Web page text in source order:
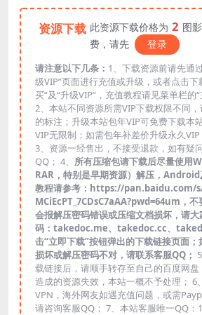
资源下载 此资源下载价格为 2 图
费，请先
登录
请注意以下几条： 1、下载资源前请先通
级VIP”页面进行充值或升级，或者点击下
买”及“升级VIP”，充值教程请见菜单栏的
2、本站不同资源所需VIP下载权限不同
的标注；升级本站包年VIP可免费下载本
VIP无限制；如需包年补差价升级永久VIP
3、资源一经售出，不接受退款，如有疑
QQ； 4、 所有压缩包请下载后尽量使用
RAR，特别是早期资源）解压，
教程请参考：https://pan.baidu.com/
MCiEcPT_7CDsC7aAA?pwd=64um，
会报解压密码错误或压缩文档损坏，请
码：takedoc.me、takedoc.cc、
击“立即下载”按钮弹出的下载链接页面
损坏或解压密码不对，请联系客服QQ；
载链接后，请顺手转存至自己的百度网
造成的资源失效，本站一概不予处理； 6
VPN，海外网友如遇充值问题，或需
请咨询客服QQ； 7、本站客服唯一QQ：